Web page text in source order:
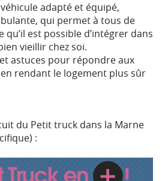
adapté et équipé,
qui permet à tous de
est possible d’intégrer dans
vieillir chez soi.
astuces pour répondre aux
rendant le logement plus sûr
du Petit truck dans la Marne
: